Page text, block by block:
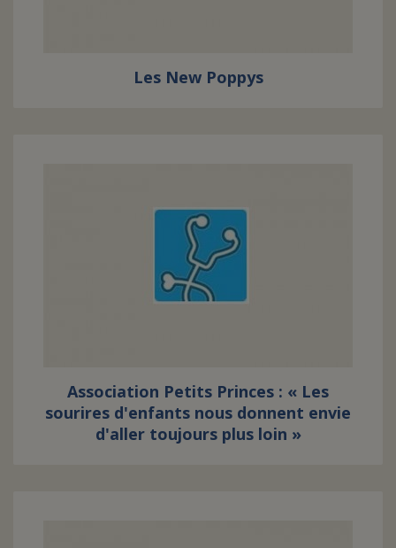
Les New Poppys
Association Petits Princes : « Les
sourires d'enfants nous donnent envie
d'aller toujours plus loin »